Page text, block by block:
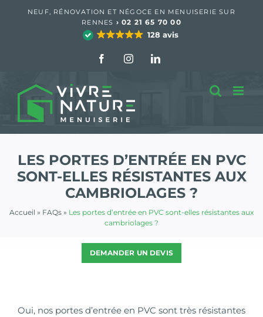
NEUF, RÉNOVATION ET NÉGOCE EN MENUISERIE SUR
RENNES › 02 21 65 70 00
128 avis
FacebookInstagramLinkedIn
LES PORTES D’ENTRÉE EN PVC
SONT-ELLES RÉSISTANTES AUX
CAMBRIOLAGES ?
Accueil » FAQs » Les portes d’entrée en PVC sont-elles résistantes aux
cambriolages ?
DEMANDER UN DEVIS
Oui, nos portes d’entrée en PVC sont très résistantes